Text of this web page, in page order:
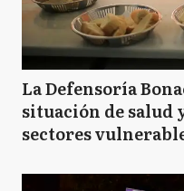
La Defensoría
situación de salud
sectores